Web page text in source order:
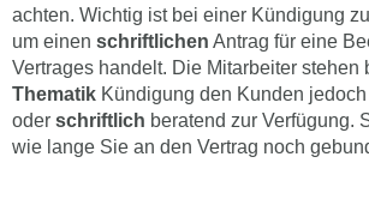
achten. Wichtig ist bei einer Kündigung
um einen schriftlichen Antrag für eine
Vertrages handelt. Die Mitarbeiter stehen
Thematik Kündigung den Kunden
oder schriftlich beratend zur Verfügung.
wie lange Sie an den Vertrag noch